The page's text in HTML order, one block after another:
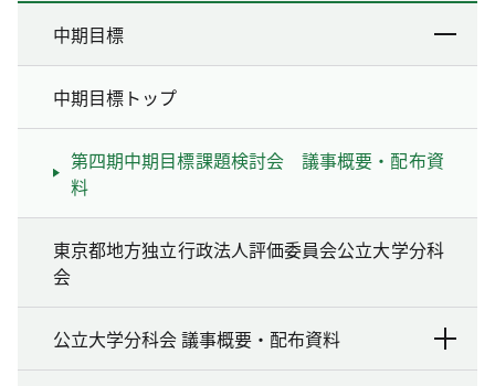
中期目標
中期目標トップ
第四期中期目標課題検討会 議事概要・配布資
料
東京都地方独立行政法人評価委員会公立大学分科
会
公立大学分科会 議事概要・配布資料